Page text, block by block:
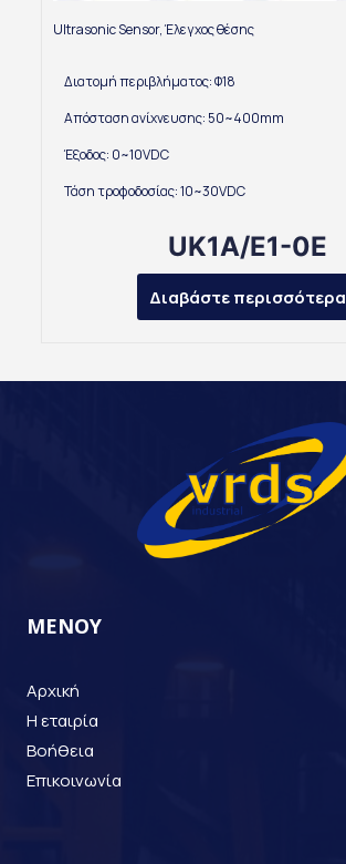
Ultrasonic Sensor,Έλεγχος θέσης
Διατομή περιβλήματος: Φ18
Απόσταση ανίχνευσης: 50~400mm
Έξοδος: 0~10VDC
Τάση τροφοδοσίας: 10~30VDC
UK1A/E1-0E
Διαβάστε περισσότερα
ΜΕΝΟΥ
Αρχική
Η εταιρία
Βοήθεια
Επικοινωνία